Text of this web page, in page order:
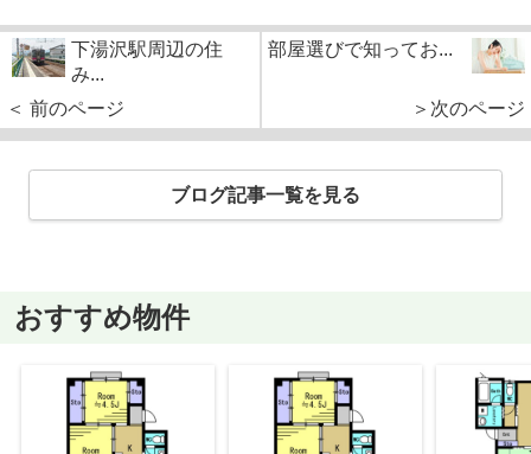
下湯沢駅周辺の住
み...
＜ 前のページ
部屋選びで知ってお...
＞次のページ
ブログ記事一覧を見る
おすすめ物件